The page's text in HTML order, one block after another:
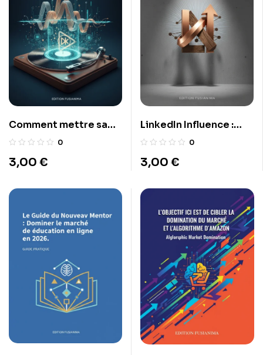
Comment mettre sa
musique sur
0
3,00 €
LinkedIn Influence :
Attirez les meilleures
0
3,00 €